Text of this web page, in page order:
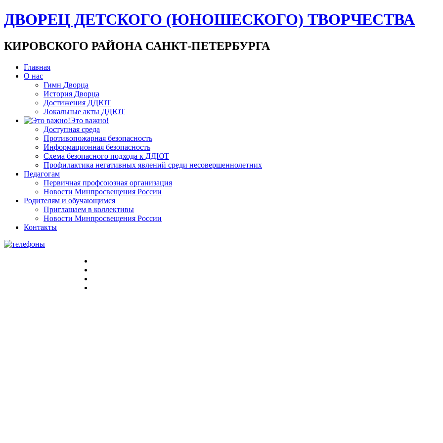
ДВОРЕЦ ДЕТСКОГО (ЮНОШЕСКОГО) ТВОРЧЕСТВА
КИРОВСКОГО РАЙОНА САНКТ-ПЕТЕРБУРГА
Главная
О нас
Гимн Дворца
История Дворца
Достижения ДДЮТ
Локальные акты ДДЮТ
Это важно!
Доступная среда
Противопожарная безопасность
Информационная безопасность
Схема безопасного подхода к ДДЮТ
Профилактика негативных явлений среди несовершеннолетних
Педагогам
Первичная профсоюзная организация
Новости Минпросвещения России
Родителям и обучающимся
Приглашаем в коллективы
Новости Минпросвещения России
Контакты